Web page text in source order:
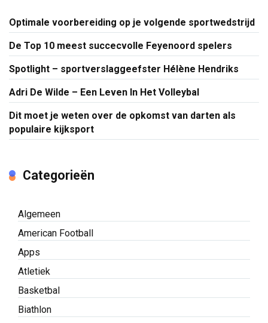
Optimale voorbereiding op je volgende sportwedstrijd
De Top 10 meest succecvolle Feyenoord spelers
Spotlight – sportverslaggeefster Hélène Hendriks
Adri De Wilde – Een Leven In Het Volleybal
Dit moet je weten over de opkomst van darten als
populaire kijksport
Categorieën
Algemeen
American Football
Apps
Atletiek
Basketbal
Biathlon